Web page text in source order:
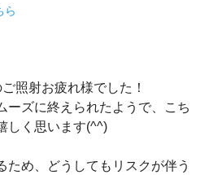
ら
照射お疲れ様でした！
ーズに終えられたようで、こち
しく思います(^^)
ため、どうしてもリスクが伴う